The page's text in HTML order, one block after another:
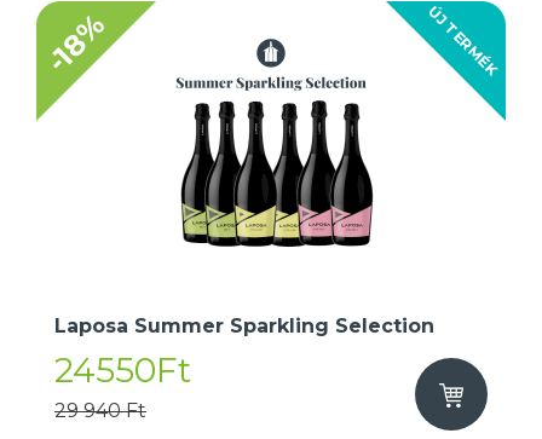
ÚJ TERMÉK
-18%
Laposa Summer Sparkling Selection
24550Ft
29 940 Ft